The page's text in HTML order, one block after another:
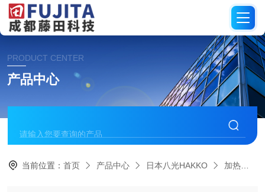
PRODUCT CENTER
产品中心
当前位置：首页 产品中心 日本八光HAKKO 加热棒